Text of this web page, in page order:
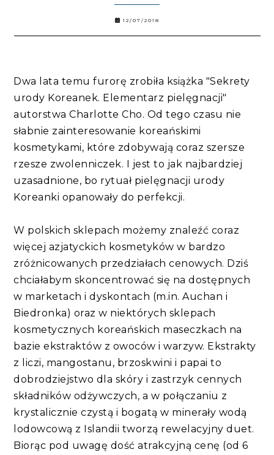
12/07/2018
Dwa lata temu furorę zrobiła książka "Sekrety
urody Koreanek. Elementarz pielęgnacji"
autorstwa Charlotte Cho. Od tego czasu nie
słabnie zainteresowanie koreańskimi
kosmetykami, które zdobywają coraz szersze
rzesze zwolenniczek. I jest to jak najbardziej
uzasadnione, bo rytuał pielęgnacji urody
Koreanki opanowały do perfekcji.
W polskich sklepach możemy znaleźć coraz
więcej azjatyckich kosmetyków w bardzo
zróżnicowanych przedziałach cenowych. Dziś
chciałabym skoncentrować się na dostępnych
w marketach i dyskontach (m.in. Auchan i
Biedronka) oraz w niektórych sklepach
kosmetycznych koreańskich maseczkach na
bazie ekstraktów z owoców i warzyw. Ekstrakty
z liczi, mangostanu, brzoskwini i papai to
dobrodziejstwo dla skóry i zastrzyk cennych
składników odżywczych, a w połączaniu z
krystalicznie czystą i bogatą w minerały wodą
lodowcową z Islandii tworzą rewelacyjny duet.
Biorąc pod uwagę dość atrakcyjną cenę (od 6